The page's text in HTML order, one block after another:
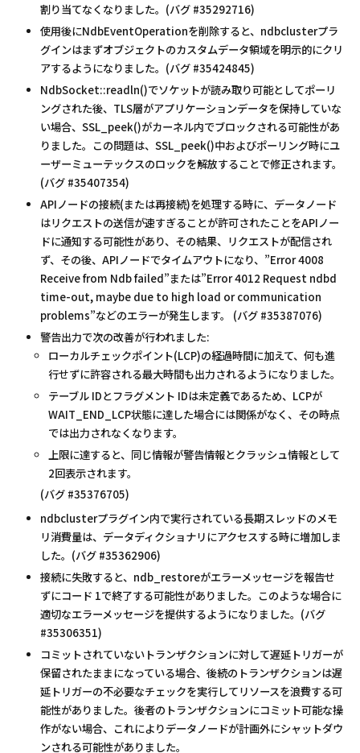
割り当てなくなりました。(バグ #35292716)
使用後にNdbEventOperationを削除すると、ndbclusterプラ
グインはまずオブジェクトのカスタムデータ領域を明示的にクリ
アするようになりました。(バグ #35424845)
NdbSocket::readln()でソケットが読み取り可能としてポーリ
ングされた後、TLS層がアプリケーションデータを保持していな
い場合、SSL_peek()がカーネル内でブロックされる可能性があ
りました。この問題は、SSL_peek()中およびポーリング時にユ
ーザーミューテックスのロックを解放することで修正されます。
(バグ #35407354)
APIノードの接続(または再接続)を処理する時に、データノード
はリクエストの送信が速すぎることが許可されたことをAPIノー
ドに通知する可能性があり、その結果、リクエストが配信され
ず、その後、APIノードでタイムアウトになり、”Error 4008
Receive from Ndb failed”または”Error 4012 Request ndbd
time-out, maybe due to high load or communication
problems”などのエラーが発生します。 (バグ #35387076)
警告出力で次の改善が行われました:
ローカルチェックポイント(LCP)の経過時間に加えて、何も進
行せずに許容される最大時間も出力されるようになりました。
テーブル IDとフラグメント IDは未定義であるため、LCPが
WAIT_END_LCP状態に達した場合には関係がなく、その時点
では出力されなくなります。
上限に達すると、同じ情報が警告情報とクラッシュ情報として
2回表示されます。
(バグ #35376705)
ndbclusterプラグイン内で実行されている長期スレッドのメモ
リ消費量は、データディクショナリにアクセスする時に増加しま
した。(バグ #35362906)
接続に失敗すると、ndb_restoreがエラーメッセージを報告せ
ずにコード 1で終了する可能性がありました。このような場合に
適切なエラーメッセージを提供するようになりました。(バグ
#35306351)
コミットされていないトランザクションに対して遅延トリガーが
保留されたままになっている場合、後続のトランザクションは遅
延トリガーの不必要なチェックを実行してリソースを浪費する可
能性がありました。後者のトランザクションにコミット可能な操
作がない場合、これによりデータノードが計画外にシャットダウ
ンされる可能性がありました。